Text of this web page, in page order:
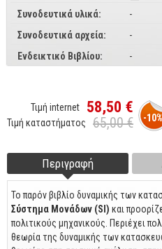
Πολυμέσα - DTP
Πολυμέσα
DTP
Web Design
Γενικά
Γενικά Θέματα
Business
Συνοδευτικά υλικά:
-
Συνοδευτικά αρχεία:
-
Ενδεικτικό Βιβλίου:
-
-10%
Τιμή internet 58,50 €
Τιμή καταστήματος 65,00 €
Footer tabs
Περιγραφή
καρτέλα)
Το παρόν βιβλίο δυναμικής των
Σύστημα Μονάδων (SI) και
πολιτικούς μηχανικούς. Περιέχει
θεωρία της δυναμικής των